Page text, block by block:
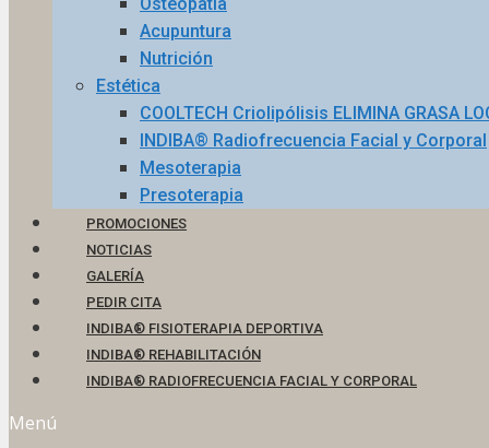
Acupuntura
Nutrición
Estética
COOLTECH Criolipólisis ELIMINA GRASA
INDIBA® Radiofrecuencia Facial y Corporal
Mesoterapia
Presoterapia
PROMOCIONES
NOTICIAS
GALERÍA
PEDIR CITA
INDIBA® FISIOTERAPIA DEPORTIVA
INDIBA® REHABILITACIÓN
INDIBA® RADIOFRECUENCIA FACIAL Y CORPORAL
Menú